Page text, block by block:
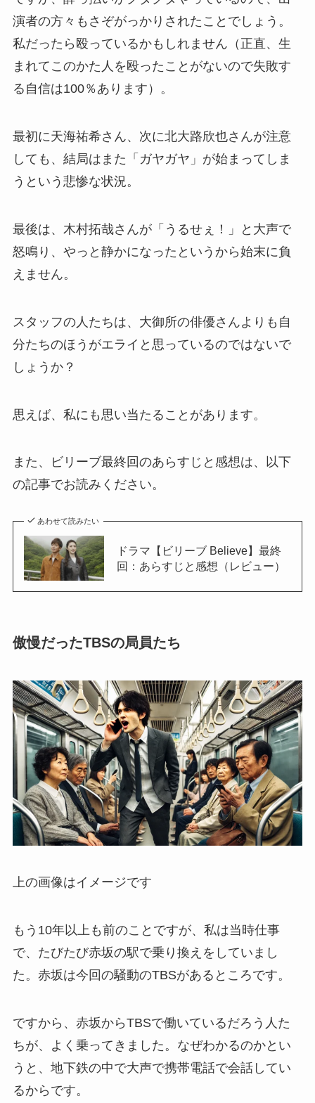
演者の方々もさぞがっかりされたことでしょう。
私だったら殴っているかもしれません（正直、生
まれてこのかた人を殴ったことがないので失敗す
る自信は100％あります）。
最初に天海祐希さん、次に北大路欣也さんが注意
しても、結局はまた「ガヤガヤ」が始まってしま
うという悲惨な状況。
最後は、木村拓哉さんが「うるせぇ！」と大声で
怒鳴り、やっと静かになったというから始末に負
えません。
スタッフの人たちは、大御所の俳優さんよりも自
分たちのほうがエライと思っているのではないで
しょうか？
思えば、私にも思い当たることがあります。
また、ビリーブ最終回のあらすじと感想は、以下
の記事でお読みください。
あわせて読みたい
ドラマ【ビリーブ Believe】最終
回：あらすじと感想（レビュー）
傲慢だったTBSの局員たち
上の画像はイメージです
もう10年以上も前のことですが、私は当時仕事
で、たびたび赤坂の駅で乗り換えをしていまし
た。赤坂は今回の騒動のTBSがあるところです。
ですから、赤坂からTBSで働いているだろう人た
ちが、よく乗ってきました。なぜわかるのかとい
うと、地下鉄の中で大声で携帯電話で会話してい
るからです。